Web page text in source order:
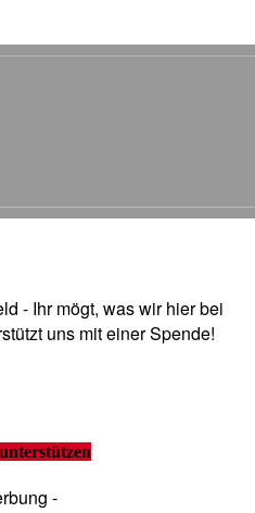
- Ihr mögt, was wir hier bei
uns mit einer Spende!
-